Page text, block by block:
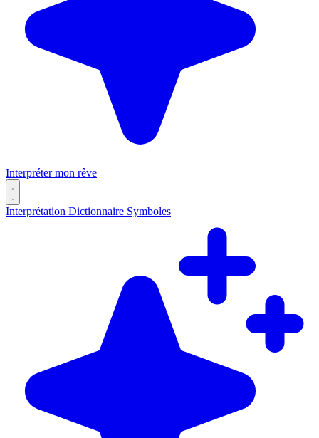
Interpréter mon rêve
Interprétation Dictionnaire Symboles